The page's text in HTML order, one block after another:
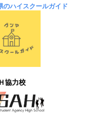
のハイスクールガイド
協力校